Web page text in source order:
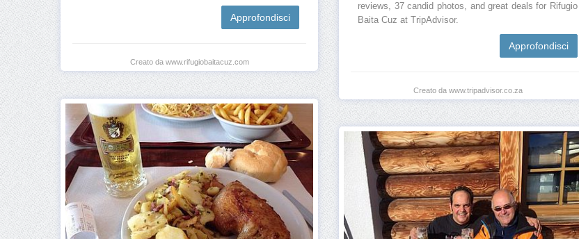
reviews, 37 candid photos, and great deals for Rifugio
Baita Cuz at TripAdvisor.
Approfondisci
Creato da www.tripadvisor.co.za
Approfondisci
Creato da www.rifugiobaitacuz.com